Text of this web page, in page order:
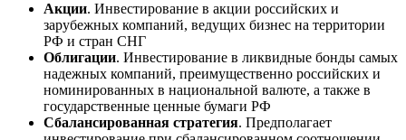
Акции. Инвестирование в акции российских и
зарубежных компаний, ведущих бизнес на территории
РФ и стран СНГ
Облигации. Инвестирование в ликвидные бонды самых
надежных компаний, преимущественно российских и
номинированных в национальной валюте, а также в
государственные ценные бумаги РФ
Сбалансированная стратегия. Предполагает